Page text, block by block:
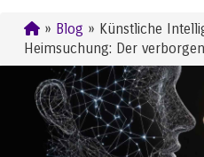
» Blog » Künstliche
Heimsuchung: Der